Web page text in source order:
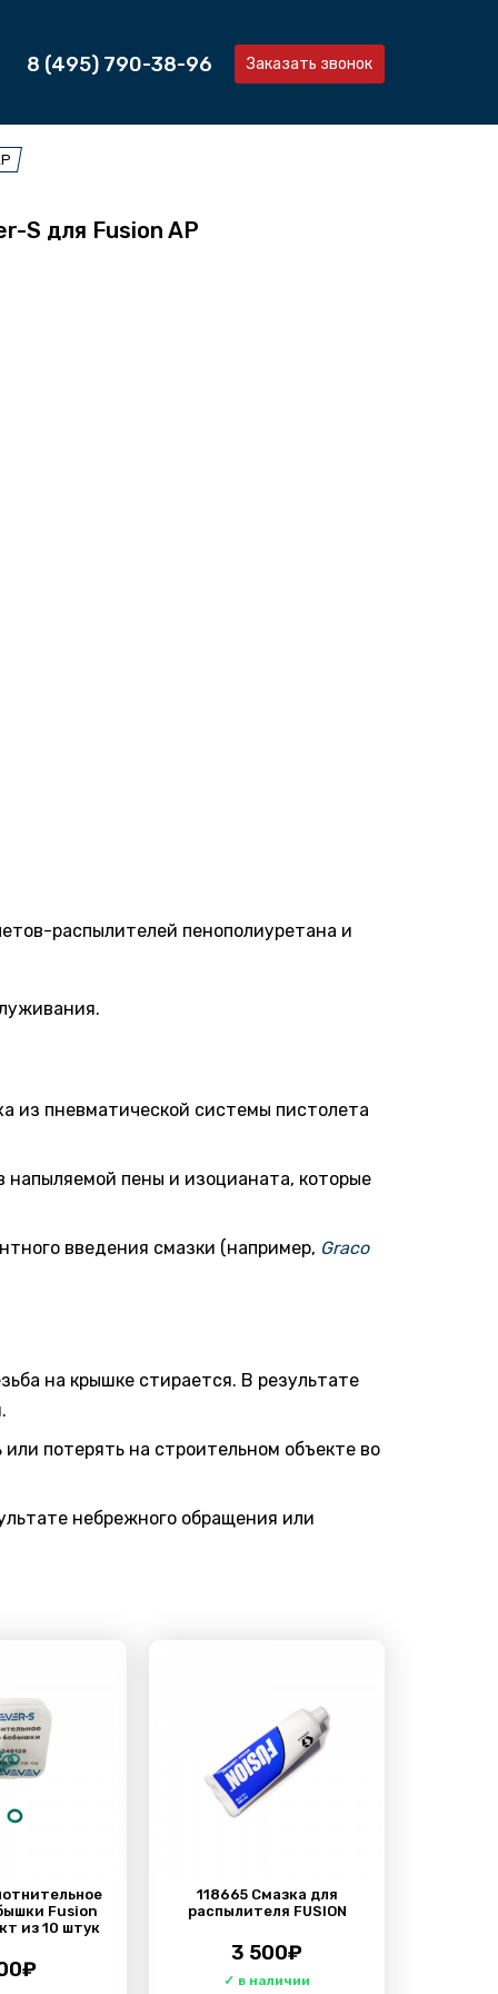
8 (495) 790-38-96 Заказать звонок
S для Fusion AP
распылителей пенополиуретана и
из пневматической системы пистолета
пены и изоцианата, которые
введения смазки (например, Graco
на крышке стирается. В результате
потерять на строительном объекте во
небрежного обращения или
Fusion
из 10 штук
₽
118665 Смазка для
распылителя FUSION
3 500₽